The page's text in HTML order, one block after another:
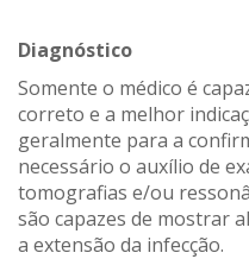
Diagnóstico
Somente o médico é
correto e a melhor
geralmente para a
necessário o auxílio de
tomografias e/ou
são capazes de mostrar
a extensão da infecção.